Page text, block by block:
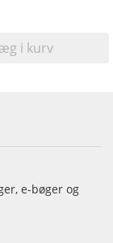
i kurv
e-bøger og